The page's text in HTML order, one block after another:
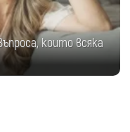
които всяка